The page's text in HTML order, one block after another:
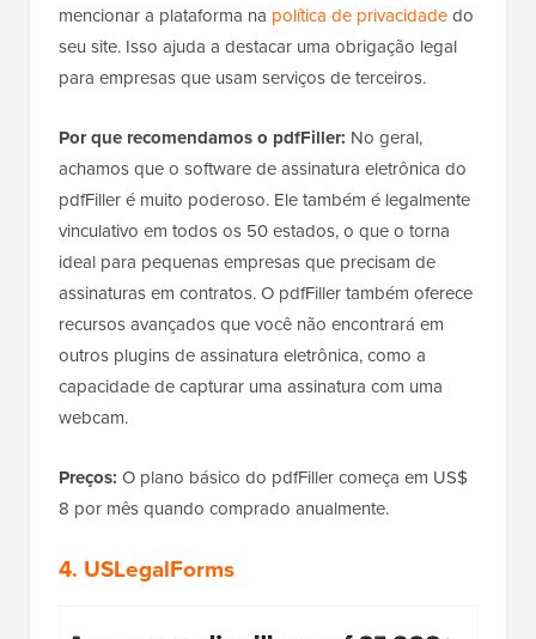
mencionar a plataforma na política de privacidadedo
seu site. Isso ajuda a destacar uma obrigação legal
para empresas que usam serviços de terceiros.
Por que recomendamos o pdfFiller: No geral,
achamos que o software de assinatura eletrônica do
pdfFiller é muito poderoso. Ele também é legalmente
vinculativo em todos os 50 estados, o que o torna
ideal para pequenas empresas que precisam de
assinaturas em contratos. O pdfFiller também oferece
recursos avançados que você não encontrará em
outros plugins de assinatura eletrônica, como a
capacidade de capturar uma assinatura com uma
webcam.
Preços: O plano básico do pdfFiller começa em US$
8 por mês quando comprado anualmente.
4. USLegalForms